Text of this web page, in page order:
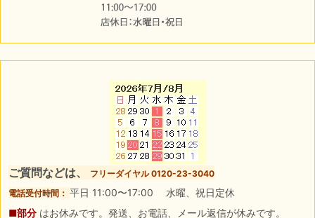
ご質問などは、
フリーダイヤル 0120-23-3040
電話受付時間： 平日 11:00〜17:00 水曜、祝日定休
■部分 はお休みです。発送、お電話、メール返信が休みです。